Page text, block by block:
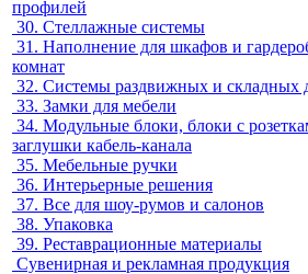
профилей
30. Стеллажные системы
31. Наполнение для шкафов и
комнат
32. Системы раздвижных и складных
33. Замки для мебели
34. Модульные блоки, блоки с
заглушки кабель-канала
35. Мебельные ручки
36. Интерьерные решения
37. Все для шоу-румов и салонов
38. Упаковка
39. Реставрационные материалы
Сувенирная и рекламная продукция